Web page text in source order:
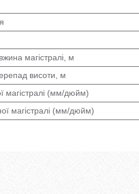
магістралі, м
висоти, м
магістралі (мм/дюйм)
магістралі (мм/дюйм)